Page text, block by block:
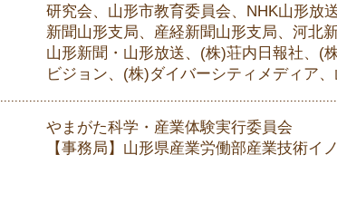
研究会、山形市教育委員会、NHK山形放
新聞山形支局、産経新聞山形支局、河北
山形新聞・山形放送、(株)荘内日報社、(
ビジョン、(株)ダイバーシティメディア
やまがた科学・産業体験実行委員会
【事務局】山形県産業労働部産業技術イ